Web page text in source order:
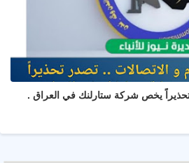
تحذيراً يخص شركة ستارلنك في العراق .